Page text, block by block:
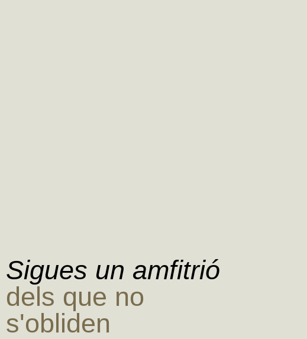
Sigues un amfitrió
dels que no
s'obliden